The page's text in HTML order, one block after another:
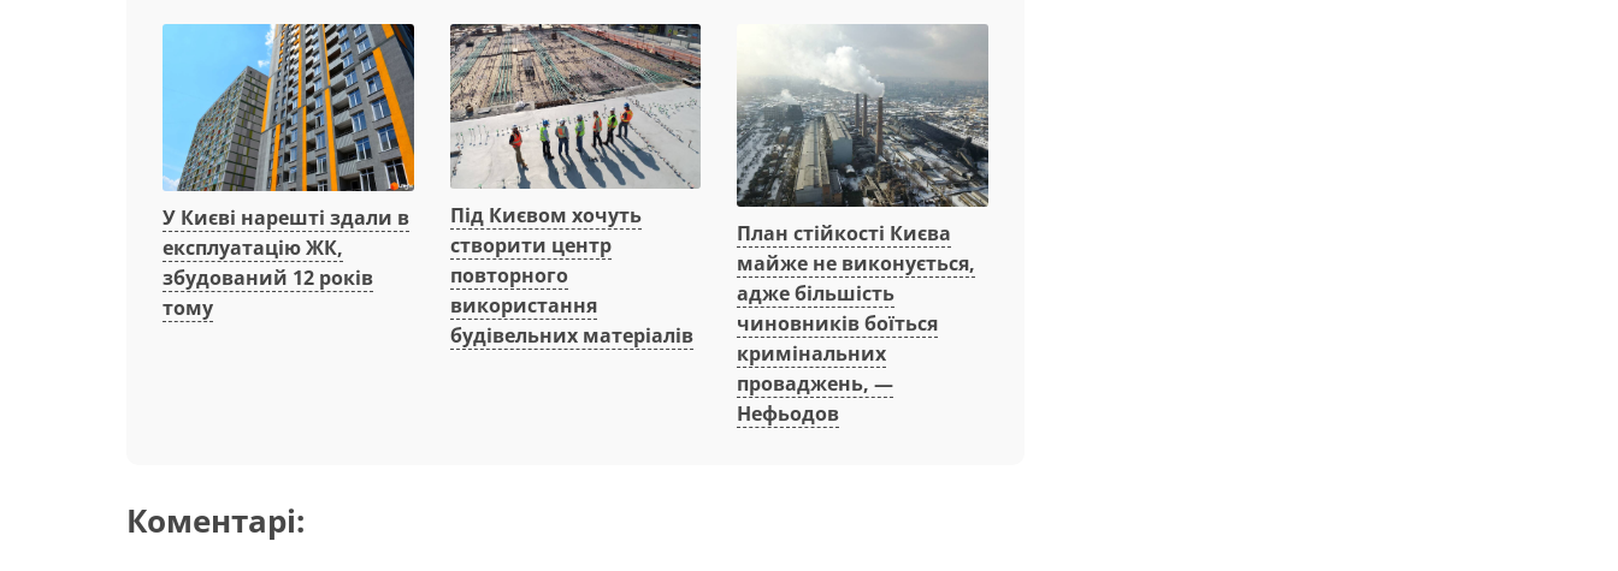
У Києві нарешті здали в
експлуатацію ЖК,
збудований 12 років
тому
Під Києвом хочуть
створити центр
повторного
використання
будівельних матеріалів
План стійкості Києва
майже не виконується,
адже більшість
чиновників боїться
кримінальних
проваджень, —
Нефьодов
Коментарі: